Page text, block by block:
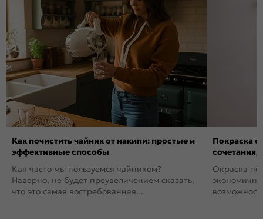
Как почистить чайник от накипи: простые и
эффективные способы
Как часто мы пользуемся чайником?
Наверно, не будет преувеличением сказать,
что это самая востребованная...
Покраска
сочетания,
Окраска